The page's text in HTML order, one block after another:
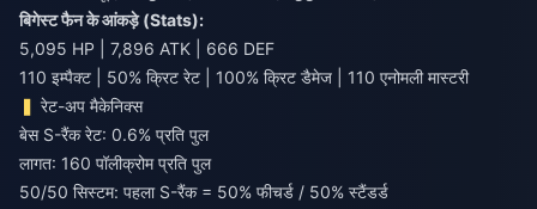
बिगेस्ट फैन के आंकड़े (Stats):
5,095 HP | 7,896 ATK | 666 DEF
110 इम्पैक्ट | 50% क्रिट रेट | 100% क्रिट डैमेज | 110 एनोमली मास्टरी
रेट-अप मैकेनिक्स
बेस S-रैंक रेट: 0.6% प्रति पुल
लागत: 160 पॉलीक्रोम प्रति पुल
50/50 सिस्टम: पहला S-रैंक = 50% फीचर्ड / 50% स्टैंडर्ड